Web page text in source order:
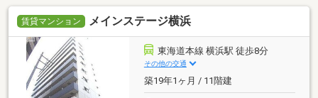
賃貸マンション メインステージ横浜
東海道本線 横浜駅 徒歩8分
その他の交通
築19年1ヶ月 / 11階建